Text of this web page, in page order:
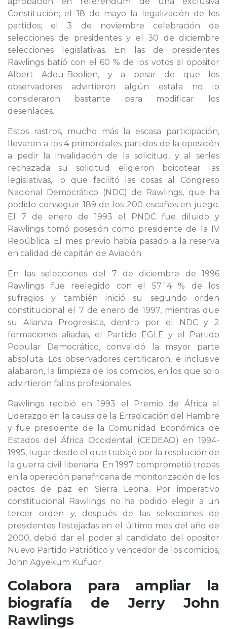
Constitución; el 18 de mayo la legalización de los
partidos; el 3 de noviembre celebración de
selecciones de presidentes y el 30 de diciembre
selecciones legislativas. En las de presidentes
Rawlings batió con el 60 % de los votos al opositor
Albert Adou-Boolien, y a pesar de que los
observadores advirtieron algún estafa no lo
consideraron bastante para modificar los
desenlaces.
Estos rastros, mucho más la escasa participación,
llevaron a los 4 primordiales partidos de la oposición
a pedir la invalidación de la solicitud, y al serles
rechazada su solicitud eligieron boicotear las
legislativas, lo que facilitó las cosas al Congreso
Nacional Democrático (NDC) de Rawlings, que ha
podido conseguir 189 de los 200 escaños en juego.
El 7 de enero de 1993 el PNDC fue diluido y
Rawlings tomó posesión como presidente de la IV
República. El mes previo había pasado a la reserva
en calidad de capitán de Aviación.
En las selecciones del 7 de diciembre de 1996
Rawlings fue reelegido con el 57´4 % de los
sufragios y también inició su segundo orden
constitucional el 7 de enero de 1997, mientras que
su Alianza Progresista, dentro por el NDC y 2
formaciones aliadas, el Partido EGLE y el Partido
Popular Democrático, convalidó la mayor parte
absoluta. Los observadores certificaron, e inclusive
alabaron, la limpieza de los comicios, en los que solo
advirtieron fallos profesionales
Rawlings recibió en 1993 el Premio de África al
Liderazgo en la causa de la Erradicación del Hambre
y fue presidente de la Comunidad Económica de
Estados del África Occidental (CEDEAO) en 1994-
1995, lugar desde el que trabajó por la resolución de
la guerra civil liberiana. En 1997 comprometió tropas
en la operación panafricana de monitorización de los
pactos de paz en Sierra Leona. Por imperativo
constitucional Rawlings no ha podido elegir a un
tercer orden y, después de las selecciones de
presidentes festejadas en el último mes del año de
2000, debió dar el poder al candidato del opositor
Nuevo Partido Patriótico y vencedor de los comicios,
John Agyekum Kufuor.
Colabora para ampliar la
biografía de Jerry John
Rawlings